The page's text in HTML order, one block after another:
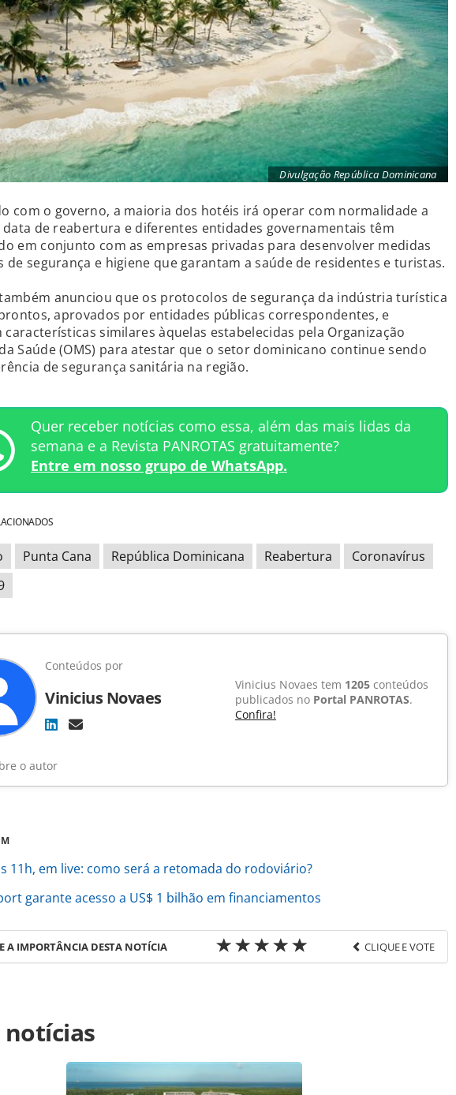
Divulgação República Dominicana
com o governo, a maioria dos hotéis irá operar com normalidade a
de reabertura e diferentes entidades governamentais têm
em conjunto com as empresas privadas para desenvolver medidas
de segurança e higiene que garantam a saúde de residentes e turistas.
anunciou que os protocolos de segurança da indústria turística
aprovados por entidades públicas correspondentes, e
características similares àquelas estabelecidas pela Organização
Saúde (OMS) para atestar que o setor dominicano continue sendo
de segurança sanitária na região.
Quer receber notícias como essa, além das mais lidas da
semana e a Revista PANROTAS gratuitamente?
Entre em nosso grupo de WhatsApp.
Punta Cana República Dominicana Reabertura
Coronavírus
Conteúdos por
Vinicius Novaes
Vinicius Novaes tem 1205 conteúdos
publicados no Portal PANROTAS.
Confira!
o autor
11h, em live: como será a retomada do rodoviário?
garante acesso a US$ 1 bilhão em financiamentos
A IMPORTÂNCIA DESTA NOTÍCIA CLIQUE E VOTE
mercado/destinos/2020/06/republica-dominicana-
do-turismo-em-julho_174153.html ou as ferramentas oferecidas
Todo o conteúdo produzido pela PANROTAS Editora é protegido pela
brasileira sobre direito autoral. Não reproduza o conteúdo sem autorização
notícias